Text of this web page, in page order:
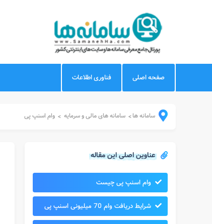
صفحه اصلی فناوری اطلاعات
سامانه ها> سامانه های مالی و سرمایه > وام اسنپ پی
عناوین اصلی این مقاله
وام اسنپ پی چیست
شرایط دریافت وام 70 میلیونی اسنپ پی